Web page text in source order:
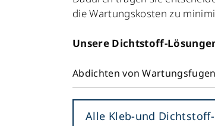
die Wartungskosten zu
Unsere Dichtstoff-
Abdichten von Wartungsfugen
Alle Kleb-und